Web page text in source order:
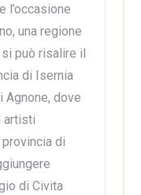
l’occasione
una regione
si può risalire il
di Isernia
dove
artisti
di
di Civita